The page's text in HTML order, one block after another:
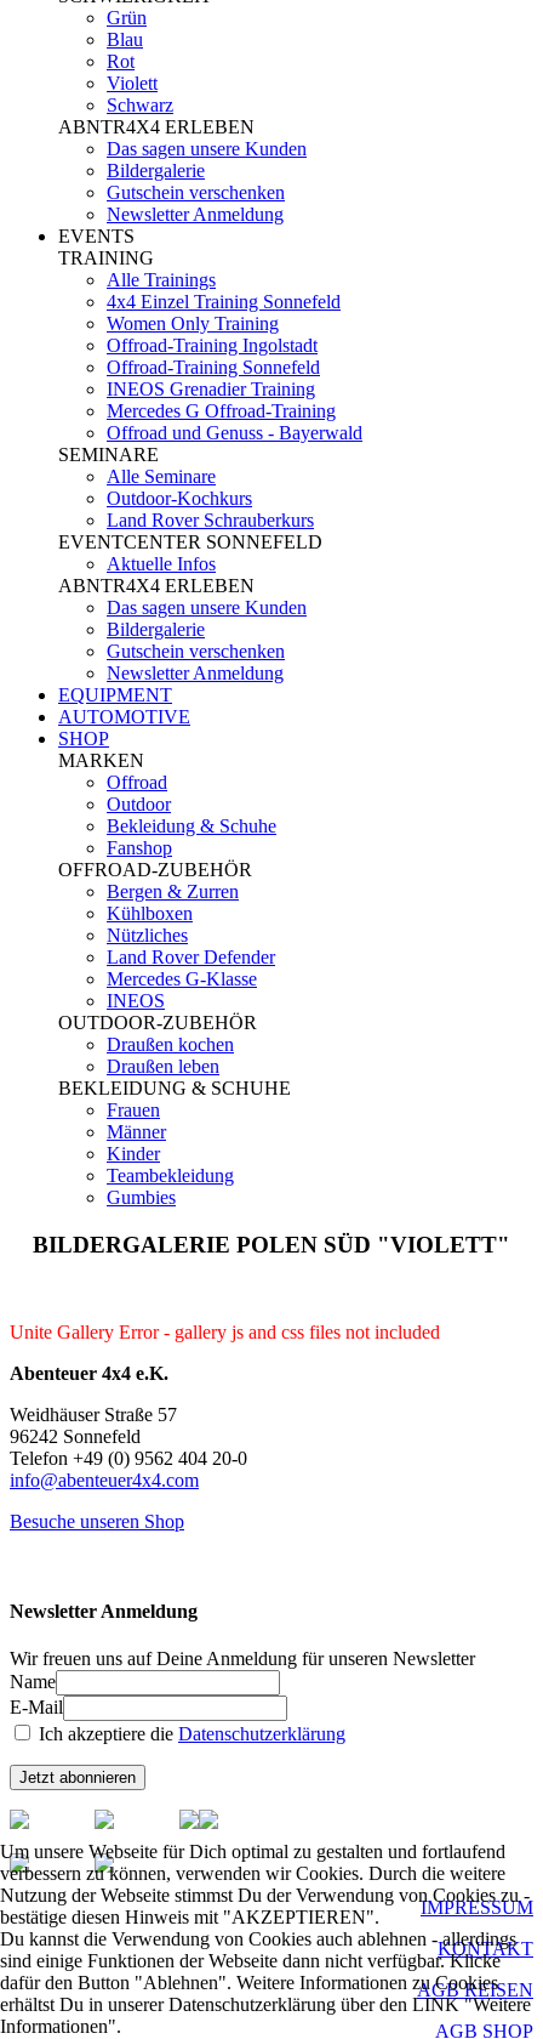
Grün
Blau
Rot
Violett
Schwarz
ABNTR4X4 ERLEBEN
Das sagen unsere Kunden
Bildergalerie
Gutschein verschenken
Newsletter Anmeldung
EVENTS
TRAINING
Alle Trainings
4x4 Einzel Training Sonnefeld
Women Only Training
Offroad-Training Ingolstadt
Offroad-Training Sonnefeld
INEOS Grenadier Training
Mercedes G Offroad-Training
Offroad und Genuss - Bayerwald
SEMINARE
Alle Seminare
Outdoor-Kochkurs
Land Rover Schrauberkurs
EVENTCENTER SONNEFELD
Aktuelle Infos
ABNTR4X4 ERLEBEN
Das sagen unsere Kunden
Bildergalerie
Gutschein verschenken
Newsletter Anmeldung
EQUIPMENT
AUTOMOTIVE
SHOP
MARKEN
Offroad
Outdoor
Bekleidung & Schuhe
Fanshop
OFFROAD-ZUBEHÖR
Bergen & Zurren
Kühlboxen
Nützliches
Land Rover Defender
Mercedes G-Klasse
INEOS
OUTDOOR-ZUBEHÖR
Draußen kochen
Draußen leben
BEKLEIDUNG & SCHUHE
Frauen
Männer
Kinder
Teambekleidung
Gumbies
BILDERGALERIE POLEN SÜD "VIOLETT"
Unite Gallery Error - gallery js and css files not included
Abenteuer 4x4 e.K.
Weidhäuser Straße 57
96242 Sonnefeld
Telefon +49 (0) 9562 404 20-0
info@abenteuer4x4.com
Besuche unseren Shop
Newsletter Anmeldung
Wir freuen uns auf Deine Anmeldung für unseren Newsletter
Name
E-Mail
Ich akzeptiere die Datenschutzerklärung
IMPRESSUM
KONTAKT
AGB REISEN
AGB SHOP
Um unsere Webseite für Dich optimal zu gestalten und fortlaufend
verbessern zu können, verwenden wir Cookies. Durch die weitere
Nutzung der Webseite stimmst Du der Verwendung von Cookies zu -
bestätige diesen Hinweis mit "AKZEPTIEREN".
Du kannst die Verwendung von Cookies auch ablehnen - allerdings
sind einige Funktionen der Webseite dann nicht verfügbar. Klicke
dafür den Button "Ablehnen". Weitere Informationen zu Cookies
erhältst Du in unserer Datenschutzerklärung über den LINK "Weitere
Informationen".